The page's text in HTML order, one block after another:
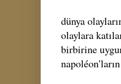
dünya
olaylara
birbirine